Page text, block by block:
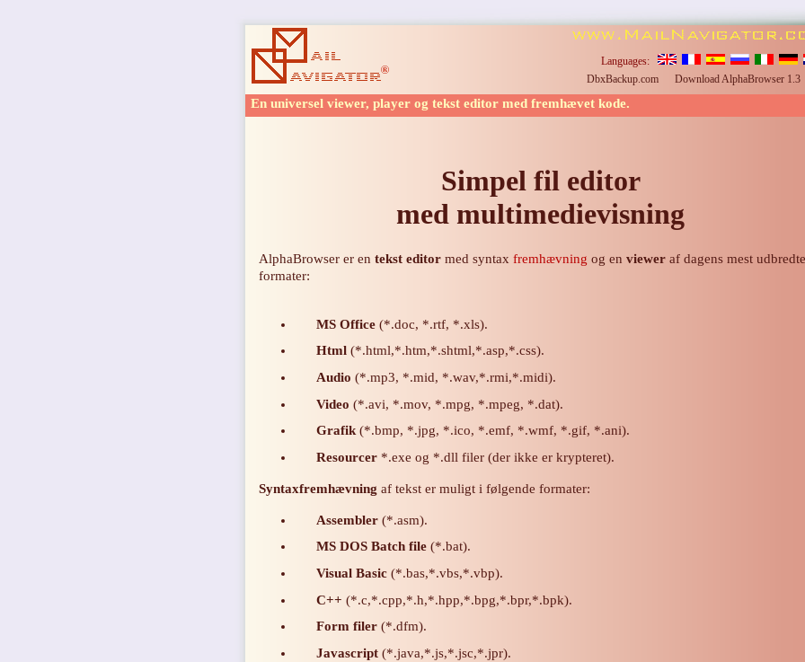
Languages:
DbxBackup.com
Download AlphaBrowser 1.3
En universel viewer, player og tekst editor med fremhævet kode.
Simpel fil editor
med multimedievisning
AlphaBrowser er entekst editor med syntaxfremhævning og enviewer af dagens mest
formater:
MS Office(*.doc, *.rtf, *.xls).
Html(*.html,*.htm,*.shtml,*.asp,*.css).
Audio (*.mp3, *.mid, *.wav,*.rmi,*.midi).
Video (*.avi, *.mov, *.mpg, *.mpeg, *.dat).
Grafik(*.bmp, *.jpg, *.ico, *.emf, *.wmf, *.gif, *.ani).
Resourcer*.exe og *.dll filer (der ikke er krypteret).
Syntaxfremhævning af tekst er muligt i følgende formater:
Assembler(*.asm).
MS DOS Batch file(*.bat).
Visual Basic(*.bas,*.vbs,*.vbp).
C++ (*.c,*.cpp,*.h,*.hpp,*.bpg,*.bpr,*.bpk).
Form filer(*.dfm).
Javascript(*.java,*.js,*.jsc,*.jpr).